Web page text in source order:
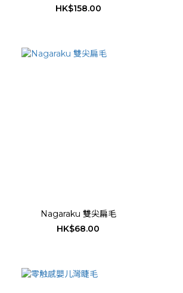
HK$158.00
Nagaraku 雙尖扁毛
HK$68.00